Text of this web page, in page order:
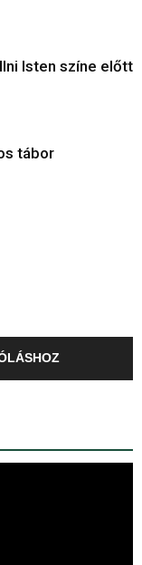
Isten színe előtt
tábor